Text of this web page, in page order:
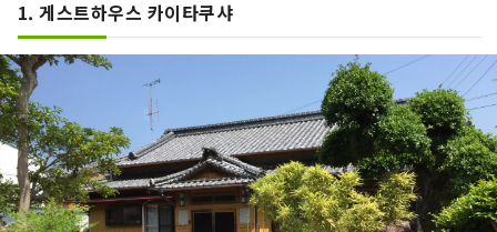
1. 게스트하우스 카이타쿠샤